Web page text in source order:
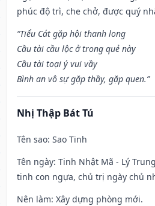
phúc độ trì, che chở, được quý
“Tiểu Cát gặp hội thanh long
Cầu tài cầu lộc ở trong quẻ này
Cầu tài toại ý vui vầy
Bình an vô sự gặp thầy, gặp quen.”
Nhị Thập Bát Tú
Tên sao: Sao Tinh
Tên ngày: Tinh Nhật Mã - Lý
tinh con ngựa, chủ trị ngày chủ
Nên làm: Xây dựng phòng mới.